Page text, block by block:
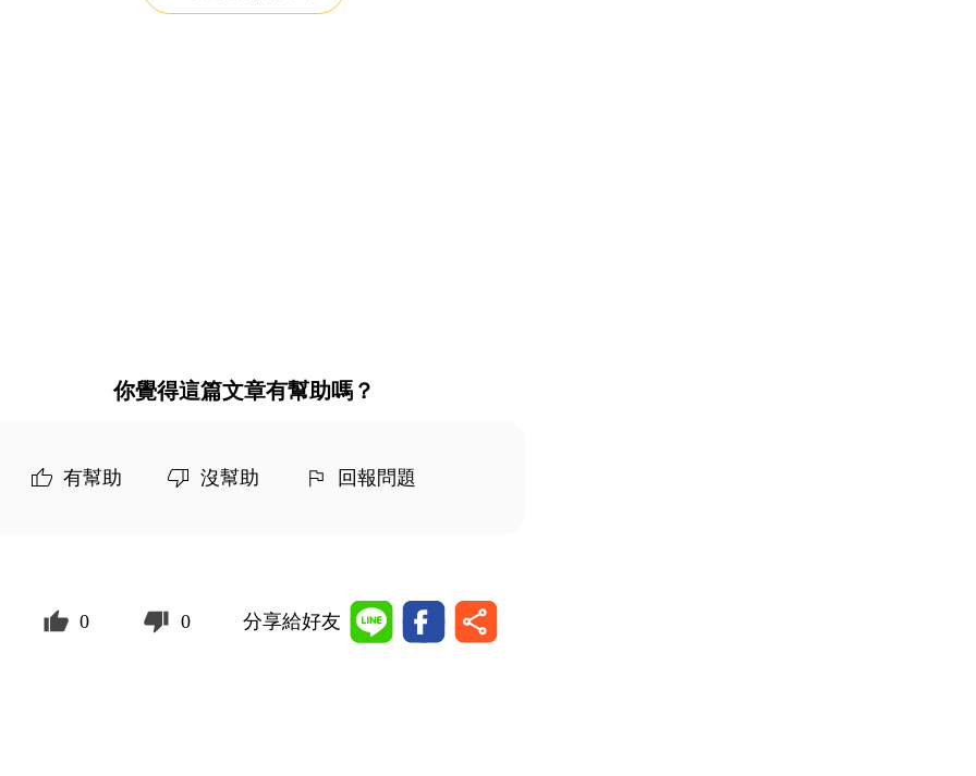
你覺得這篇文章有幫助嗎？
有幫助 沒幫助 回報問題
0 0 分享給好友